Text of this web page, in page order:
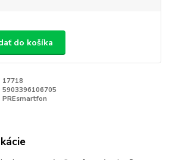
do košíka
17718
5903396106705
PREsmartfon